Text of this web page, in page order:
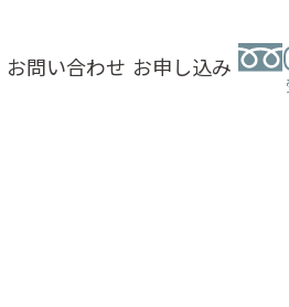
お問い合わせ お申し込み